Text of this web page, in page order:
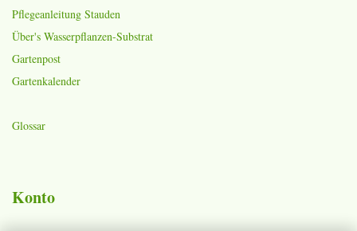
Pflegeanleitung Stauden
Über's Wasserpflanzen-Substrat
Gartenpost
Gartenkalender
Glossar
Konto